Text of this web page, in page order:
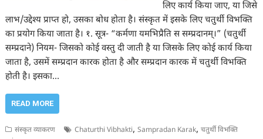
लिए कार्य किया जाए, या जिसे
लाभ/उद्देश्य प्राप्त हो, उसका बोध होता है। संस्कृत में इसके लिए चतुर्थी विभक्ति
का प्रयोग किया जाता है। १. सूत्र- “कर्मणा यमभिप्रैति स सम्प्रदानम्।” (चतुर्थी
सम्प्रदाने) नियम- जिसको कोई वस्तु दी जाती है या जिसके लिए कोई कार्य किया
जाता है, उसमें सम्प्रदान कारक होता है और सम्प्रदान कारक में चतुर्थी विभक्ति
होती है। इसका…
READ MORE
संस्कृत व्याकरण Chaturthi Vibhakti,Sampradan Karak,चतुर्थी विभक्ति